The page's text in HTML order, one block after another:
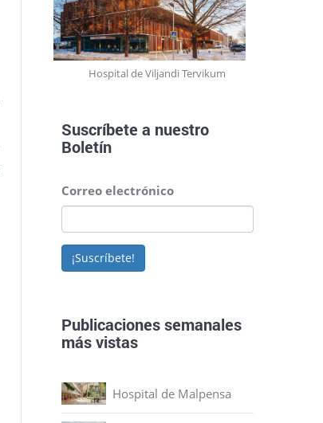
Hospital de Viljandi Tervikum
Suscríbete a nuestro
Boletín
Correo electrónico
¡Suscríbete!
Publicaciones semanales
más vistas
Hospital de Malpensa